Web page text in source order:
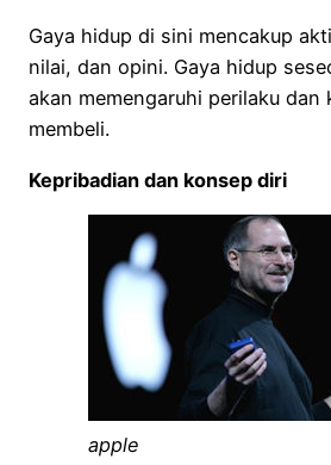
Gaya hidup di sini mencakup
nilai, dan opini. Gaya hidup
akan memengaruhi perilaku dan
membeli.
Kepribadian dan konsep diri
apple